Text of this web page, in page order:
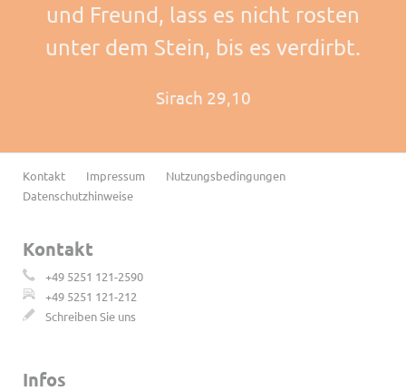
und Freund, lass es nicht rosten
unter dem Stein, bis es verdirbt.
Sirach 29,10
Navigation
überspringen
Kontakt Impressum
Nutzungsbedingungen
Datenschutzhinweise
Kontakt
+49 5251 121-2590
+49 5251 121-212
Schreiben Sie uns
Infos